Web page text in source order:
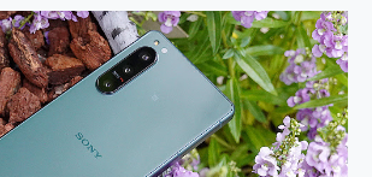
Locawhere AnyTo 寶可夢飛人 AnyTo 不出門也可以飛遍全世界
小體積 40000mAh 超大容量 一次充5個設備 充好充滿 CUKTECH 酷態科 300W 微型充電站 開箱 評測
97.3% 恢復率，資料救援就是這麼簡單 EaseUS Data Recovery Wizard Free 18.0.0 業界最好的資料救援軟體
磁碟系統大風吹 有了 磁碟管理程式 EaseUS Partition Master 就是這麼簡單